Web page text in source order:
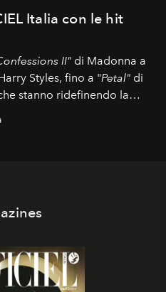
Italia con le hit
II" di Madonna a
Styles, fino a "Petal" di
stanno ridefinendo la